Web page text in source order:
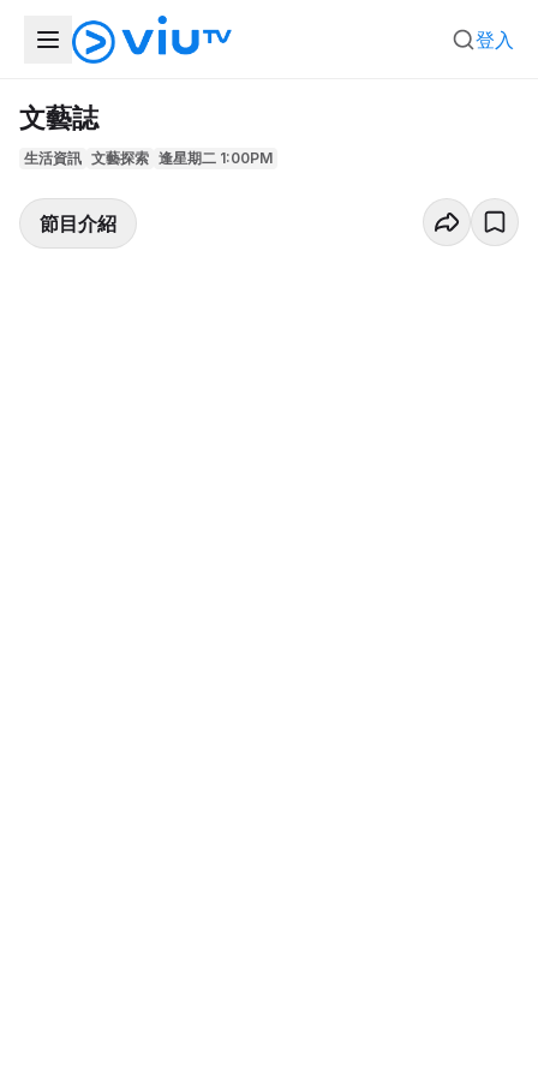
登入
文藝誌
生活資訊 文藝探索 逢星期二 1:00PM
節目介紹